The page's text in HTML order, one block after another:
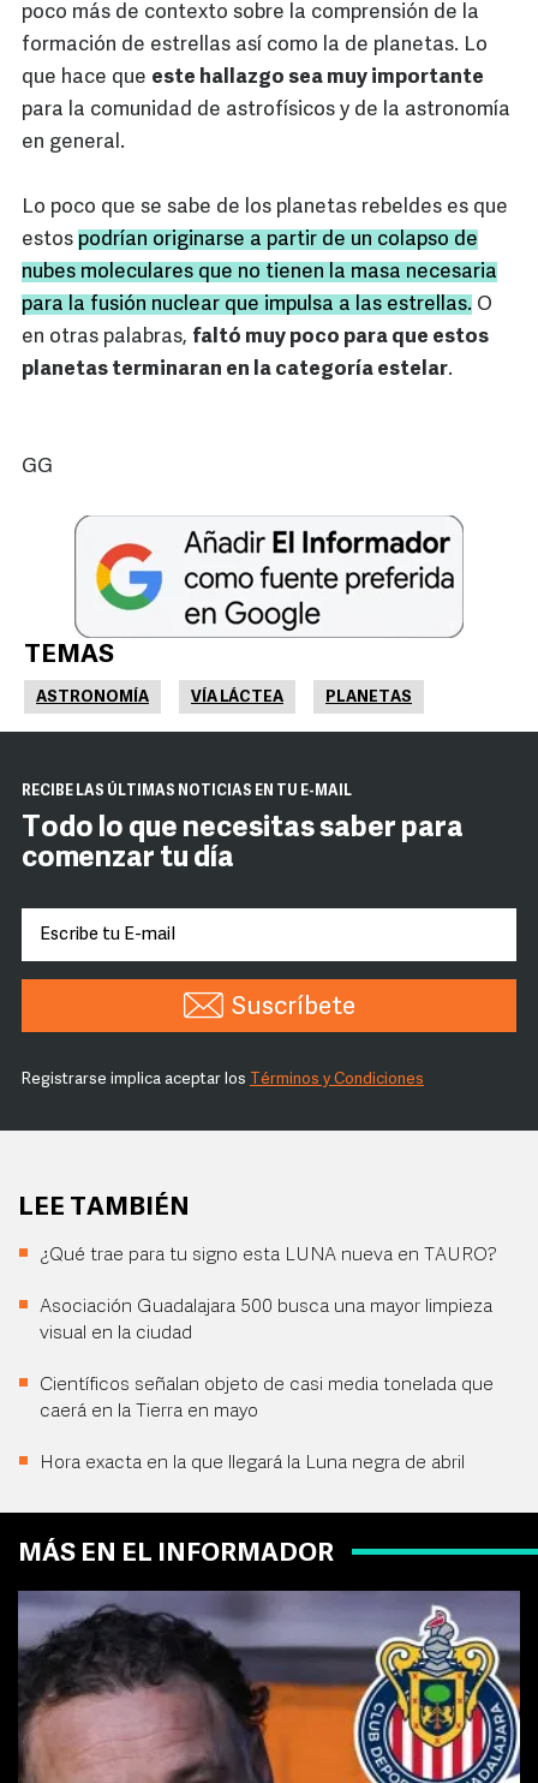
poco más de contexto sobre la comprensión de la
formación de estrellas así como la de planetas. Lo
que hace que este hallazgo sea muy importante
para la comunidad de astrofísicos y de la astronomía
en general.
Lo poco que se sabe de los planetas rebeldes es que
estos podrían originarse a partir de un colapso de
nubes moleculares que no tienen la masa necesaria
para la fusión nuclear que impulsa a las estrellas. O
en otras palabras, faltó muy poco para que estos
planetas terminaran en la categoría estelar.
GG
TEMAS
ASTRONOMÍA VÍA LÁCTEA PLANETAS
RECIBE LAS ÚLTIMAS NOTICIAS EN TU E-MAIL
Todo lo que necesitas saber para
comenzar tu día
Suscríbete
Registrarse implica aceptar los Términos y Condiciones
LEE TAMBIÉN
¿Qué trae para tu signo esta LUNA nueva en TAURO?
Asociación Guadalajara 500 busca una mayor limpieza
visual en la ciudad
Científicos señalan objeto de casi media tonelada que
caerá en la Tierra en mayo
Hora exacta en la que llegará la Luna negra de abril
MÁS EN EL INFORMADOR